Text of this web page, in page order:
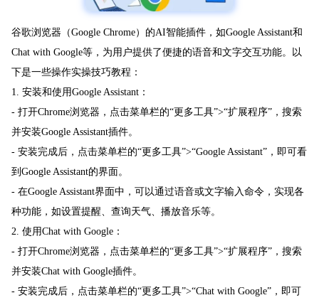
谷歌浏览器（Google Chrome）的AI智能插件，如Google Assistant和
Chat with Google等，为用户提供了便捷的语音和文字交互功能。以
下是一些操作实操技巧教程：
1. 安装和使用Google Assistant：
- 打开Chrome浏览器，点击菜单栏的“更多工具”>“扩展程序”，搜索
并安装Google Assistant插件。
- 安装完成后，点击菜单栏的“更多工具”>“Google Assistant”，即可看
到Google Assistant的界面。
- 在Google Assistant界面中，可以通过语音或文字输入命令，实现各
种功能，如设置提醒、查询天气、播放音乐等。
2. 使用Chat with Google：
- 打开Chrome浏览器，点击菜单栏的“更多工具”>“扩展程序”，搜索
并安装Chat with Google插件。
- 安装完成后，点击菜单栏的“更多工具”>“Chat with Google”，即可